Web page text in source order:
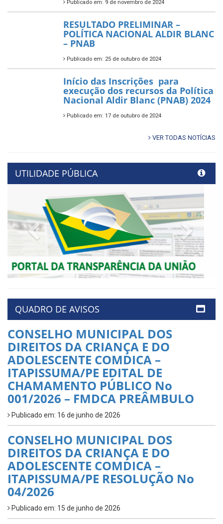
Publicado em: 9 de novembro de 2024
RESULTADO PRELIMINAR –
POLÍTICA NACIONAL ALDIR BLANC
– PNAB
Publicado em: 25 de outubro de 2024
Início das Inscrições para
execução dos recursos da Política
Nacional Aldir Blanc (PNAB) 2024
Publicado em: 17 de outubro de 2024
VER TODAS NOTÍCIAS
UTILIDADE PÚBLICA
Previous
QUADRO DE AVISOS
CONSELHO MUNICIPAL DOS
DIREITOS DA CRIANÇA E DO
ADOLESCENTE COMDICA –
ITAPISSUMA/PE EDITAL DE
CHAMAMENTO PÚBLICO No
001/2026 – FMDCA PREÂMBULO
Publicado em: 16 de junho de 2026
CONSELHO MUNICIPAL DOS
DIREITOS DA CRIANÇA E DO
ADOLESCENTE COMDICA –
ITAPISSUMA/PE RESOLUÇÃO No
04/2026
Publicado em: 15 de junho de 2026